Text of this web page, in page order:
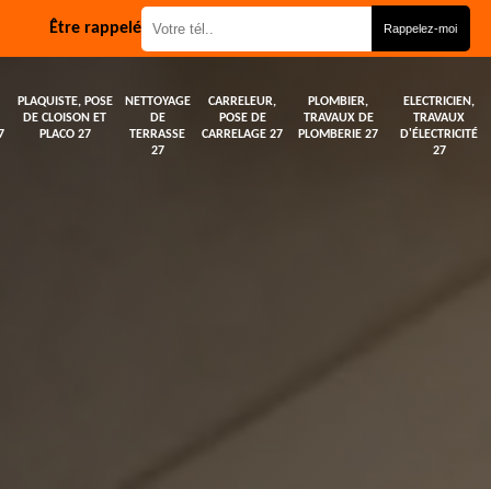
Être rappelé
PLAQUISTE, POSE
DE CLOISON ET
PLACO 27
NETTOYAGE
DE
TERRASSE
27
CARRELEUR,
POSE DE
CARRELAGE 27
PLOMBIER,
TRAVAUX DE
PLOMBERIE 27
ELECTRICIEN,
TRAVAUX
D'ÉLECTRICITÉ
27